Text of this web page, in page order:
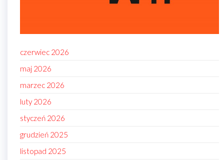
czerwiec 2026
maj 2026
marzec 2026
luty 2026
styczeń 2026
grudzień 2025
listopad 2025